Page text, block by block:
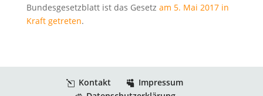
Bundesgesetzblatt ist das Gesetz am 5. Mai 2017 in
Kraft getreten.
Kontakt
Impressum